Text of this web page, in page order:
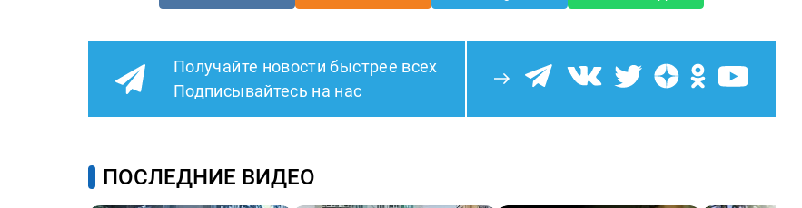
Получайте новости быстрее всех
Подписывайтесь на нас
ПОСЛЕДНИЕ ВИДЕО